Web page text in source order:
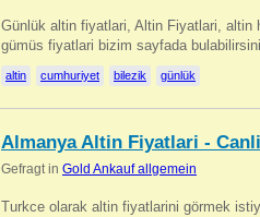
Günlük altin fiyatlari, Altin Fiyatlari, altin
gümüs fiyatlari bizim sayfada
altin cumhuriyet bilezik günlük
Almanya Altin Fiyatlari -
Gefragt in Gold Ankauf allgemein
Turkce olarak altin fiyatlarini görmek